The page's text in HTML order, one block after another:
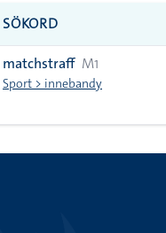
till
alla i
lista
SÖKORD
matchstraff M1
Sport > innebandy